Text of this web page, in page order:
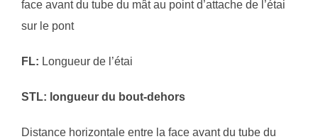
face avant du tube du mât au point d’attache de l’étai
sur le pont
FL: Longueur de l’étai
STL: longueur du bout-dehors
Distance horizontale entre la face avant du tube du